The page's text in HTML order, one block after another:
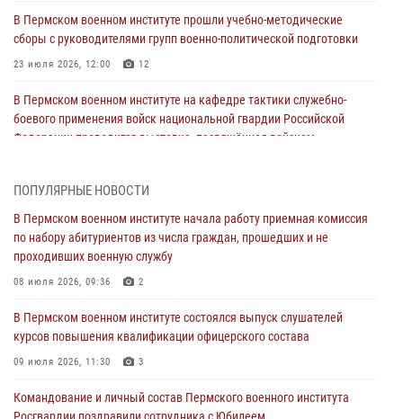
В Пермском военном институте прошли учебно-методические
сборы с руководителями групп военно-политической подготовки
23 июля 2026, 12:00 12
В Пермском военном институте на кафедре тактики служебно-
боевого применения войск национальной гвардии Российской
Федерации проводится выставка, посвящённая войскам
Командование и личный состав Пермского военного института
Росгвардии поздравили сотрудника с Юбилеем
10 июля 2026, 12:28 2
курсов повышения квалификации офицерского состава
09 июля 2026, 11:30 3
по набору абитуриентов из числа граждан, прошедших и не
проходивших военную службу
ПОПУЛЯРНЫЕ НОВОСТИ
В Пермском военном институте начала работу приемная комиссия
по набору абитуриентов из числа граждан, прошедших и не
проходивших военную службу
08 июля 2026, 09:36 2
В Пермском военном институте состоялся выпуск слушателей
курсов повышения квалификации офицерского состава
09 июля 2026, 11:30 3
Командование и личный состав Пермского военного института
Росгвардии поздравили сотрудника с Юбилеем